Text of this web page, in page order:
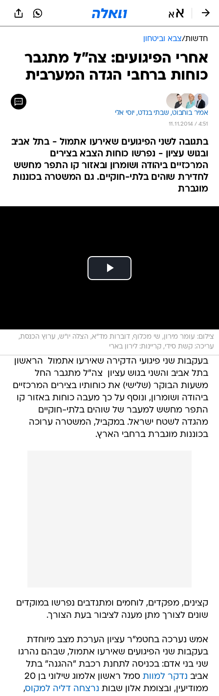
חדשות/צבא וביטחון
אחרי הפיגועים: צה"ל מתגבר
כוחות ברחבי הגדה המערבית
אמיר בוחבוט, שבתי בנדט, יוסי אלי
11.11.2014 / 4:51
בתגובה לשני הפיגועים שאירעו אתמול - בתל אביב
ובגוש עציון - נפרשו כוחות הצבא בצירים
המרכזיים ביהודה ושומרון ובאזור קו התפר מחשש
לחדירת שוהים בלתי-חוקיים. גם המשטרה בכוננות
מוגברת
צילום: עומר מירון, שי מכלוף, דוברות מד"א, הצלה יו"ש, ערוץ הכנסת,
עריכה: קשת סידי, קריינות: לירון בארי
בעקבות שני פיגועי הדקירה שאירעו אתמול  הראשון
בתל אביב והשני בגוש עציון  צה"ל מתגבר החל
משעות הבוקר (שלישי) את כוחותיו בצירים המרכזיים
ביהודה ושומרון, ונוסף על כך מעבה כוחות באזור קו
התפר מחשש למעבר של שוהים בלתי-חוקיים
מהגדה לשטח ישראל. במקביל, המשטרה ערוכה
בכוננות מוגברת ברחבי הארץ.
קצינים, מפקדים, לוחמים ומתנדבים נפרשו במוקדים
שונים לצורך מתן מענה לציבור בעת הצורך.
אמש נערכה בחטמ"ר עציון הערכת מצב מיוחדת
בעקבות שני הפיגועים שאירעו אתמול, שבהם נהרגו
שני בני אדם: בכניסה לתחנת רכבת "ההגנה" בתל
אביב נדקר למוות
סמל ראשון אלמוג שילוני בן 20
ממודיעין, ובצומת אלון שבות נרצחה דליה למקוס,